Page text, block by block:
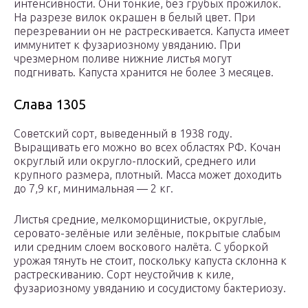
интенсивности. Они тонкие, без грубых прожилок.
На разрезе вилок окрашен в белый цвет. При
перезревании он не растрескивается. Капуста имеет
иммунитет к фузариозному увяданию. При
чрезмерном поливе нижние листья могут
подгнивать. Капуста хранится не более 3 месяцев.
Слава 1305
Советский сорт, выведенный в 1938 году.
Выращивать его можно во всех областях РФ. Кочан
округлый или округло-плоский, среднего или
крупного размера, плотный. Масса может доходить
до 7,9 кг, минимальная — 2 кг.
Листья средние, мелкоморщинистые, округлые,
серовато-зелёные или зелёные, покрытые слабым
или средним слоем воскового налёта. С уборкой
урожая тянуть не стоит, поскольку капуста склонна к
растрескиванию. Сорт неустойчив к киле,
фузариозному увяданию и сосудистому бактериозу.